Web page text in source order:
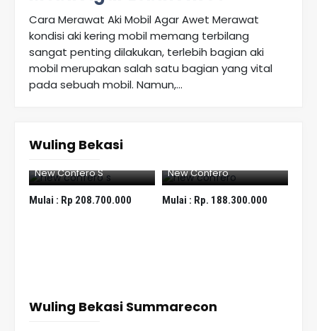
Cara Merawat Aki Mobil Agar Awet Merawat
kondisi aki kering mobil memang terbilang
sangat penting dilakukan, terlebih bagian aki
mobil merupakan salah satu bagian yang vital
pada sebuah mobil. Namun,...
Wuling Bekasi
New Confero S
Mulai : Rp 208.700.000
New Confero
Mulai : Rp. 188.300.000
Wuling Bekasi Summarecon